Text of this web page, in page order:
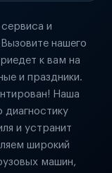
и
нашего
к вам на
и праздники.
Наша
диагностику
и устранит
широкий
машин,